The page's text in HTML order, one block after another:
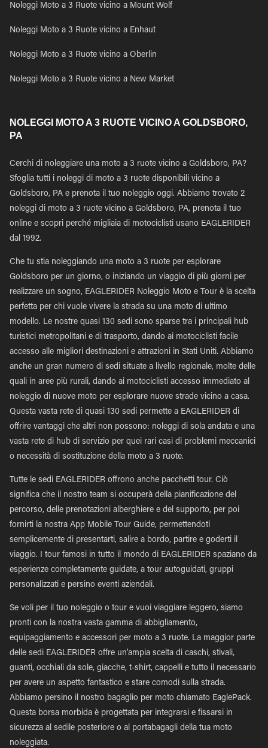
Noleggi Moto a 3 Ruote vicino a Mount Wolf
Noleggi Moto a 3 Ruote vicino a Enhaut
Noleggi Moto a 3 Ruote vicino a Oberlin
Noleggi Moto a 3 Ruote vicino a New Market
NOLEGGI MOTO A 3 RUOTE VICINO A GOLDSBORO,
PA
Cerchi di noleggiare una moto a 3 ruote vicino a Goldsboro, PA?
Sfoglia tutti i noleggi di moto a 3 ruote disponibili vicino a
Goldsboro, PA e prenota il tuo noleggio oggi. Abbiamo trovato 2
noleggi di moto a 3 ruote vicino a Goldsboro, PA, prenota il tuo
online e scopri perché migliaia di motociclisti usano EAGLERIDER
dal 1992.
Che tu stia noleggiando una moto a 3 ruote per esplorare
Goldsboro per un giorno, o iniziando un viaggio di più giorni per
realizzare un sogno, EAGLERIDER Noleggio Moto e Tour è la scelta
perfetta per chi vuole vivere la strada su una moto di ultimo
modello. Le nostre quasi 130 sedi sono sparse tra i principali hub
turistici metropolitani e di trasporto, dando ai motociclisti facile
accesso alle migliori destinazioni e attrazioni in Stati Uniti. Abbiamo
anche un gran numero di sedi situate a livello regionale, molte delle
quali in aree più rurali, dando ai motociclisti accesso immediato al
noleggio di nuove moto per esplorare nuove strade vicino a casa.
Questa vasta rete di quasi 130 sedi permette a EAGLERIDER di
offrire vantaggi che altri non possono: noleggi di sola andata e una
vasta rete di hub di servizio per quei rari casi di problemi meccanici
o necessità di sostituzione della moto a 3 ruote.
Tutte le sedi EAGLERIDER offrono anche pacchetti tour. Ciò
significa che il nostro team si occuperà della pianificazione del
percorso, delle prenotazioni alberghiere e del supporto, per poi
fornirti la nostra App Mobile Tour Guide, permettendoti
semplicemente di presentarti, salire a bordo, partire e goderti il
viaggio. I tour famosi in tutto il mondo di EAGLERIDER spaziano da
esperienze completamente guidate, a tour autoguidati, gruppi
personalizzati e persino eventi aziendali.
Se voli per il tuo noleggio o tour e vuoi viaggiare leggero, siamo
pronti con la nostra vasta gamma di abbigliamento,
equipaggiamento e accessori per moto a 3 ruote. La maggior parte
delle sedi EAGLERIDER offre un'ampia scelta di caschi, stivali,
guanti, occhiali da sole, giacche, t-shirt, cappelli e tutto il necessario
per avere un aspetto fantastico e stare comodi sulla strada.
Abbiamo persino il nostro bagaglio per moto chiamato EaglePack.
Questa borsa morbida è progettata per integrarsi e fissarsi in
sicurezza al sedile posteriore o al portabagagli della tua moto
noleggiata.